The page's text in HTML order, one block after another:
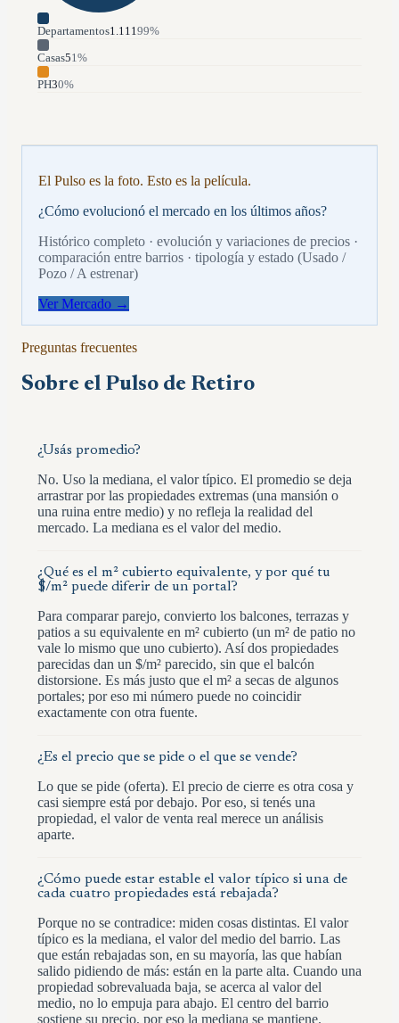
Departamentos1.11199%
Casas51%
PH30%
El Pulso es la foto. Esto es la película.
¿Cómo evolucionó el mercado en los últimos años?
Histórico completo · evolución y variaciones de precios ·
comparación entre barrios · tipología y estado (Usado /
Pozo / A estrenar)
Ver Mercado →
Preguntas frecuentes
Sobre el Pulso de Retiro
¿Usás promedio?
No. Uso la mediana, el valor típico. El promedio se deja
arrastrar por las propiedades extremas (una mansión o
una ruina entre medio) y no refleja la realidad del
mercado. La mediana es el valor del medio.
¿Qué es el m² cubierto equivalente, y por qué tu
$/m² puede diferir de un portal?
Para comparar parejo, convierto los balcones, terrazas y
patios a su equivalente en m² cubierto (un m² de patio no
vale lo mismo que uno cubierto). Así dos propiedades
parecidas dan un $/m² parecido, sin que el balcón
distorsione. Es más justo que el m² a secas de algunos
portales; por eso mi número puede no coincidir
exactamente con otra fuente.
¿Es el precio que se pide o el que se vende?
Lo que se pide (oferta). El precio de cierre es otra cosa y
casi siempre está por debajo. Por eso, si tenés una
propiedad, el valor de venta real merece un análisis
aparte.
¿Cómo puede estar estable el valor típico si una de
cada cuatro propiedades está rebajada?
Porque no se contradice: miden cosas distintas. El valor
típico es la mediana, el valor del medio del barrio. Las
que están rebajadas son, en su mayoría, las que habían
salido pidiendo de más: están en la parte alta. Cuando una
propiedad sobrevaluada baja, se acerca al valor del
medio, no lo empuja para abajo. El centro del barrio
sostiene su precio, por eso la mediana se mantiene.